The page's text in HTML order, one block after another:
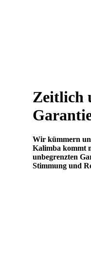
Zeitlich
Wir kümmern
Kalimba kommt
unbegrenzten
Stimmung und